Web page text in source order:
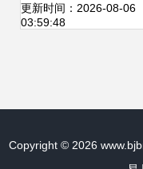
卖|竞价|价格|交易
更新时间：2026-08-06
03:59:48
Copyright © 2026